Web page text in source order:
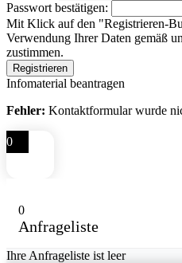
Passwort bestätigen:
Mit Klick auf den "Registrieren-
Verwendung Ihrer Daten gemäß
zustimmen.
Infomaterial beantragen
Fehler: Kontaktformular wurde
0
0
Anfrageliste
Ihre Anfrageliste ist leer